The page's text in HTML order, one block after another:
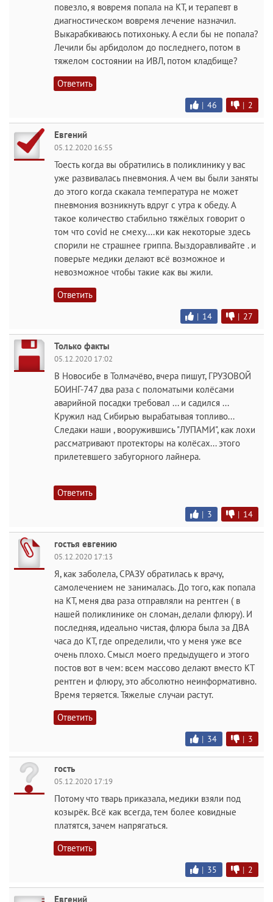
повезло, я вовремя попала на КТ, и терапевт в
диагностическом вовремя лечение назначил.
Выкарабкиваюсь потихоньку. А если бы не попала?
Лечили бы арбидолом до последнего, потом в
тяжелом состоянии на ИВЛ, потом кладбище?
Ответить
| 46 | 2
Евгений
05.12.2020 16:55
Тоесть когда вы обратились в поликлинику у вас
уже развивалась пневмония. А чем вы были заняты
до этого когда скакала температура не может
пневмония возникнуть вдруг с утра к обеду. А
такое количество стабильно тяжёлых говорит о
том что covid не смеху....ки как некоторые здесь
спорили не страшнее гриппа. Выздоравливайте . и
поверьте медики делают всё возможное и
невозможное чтобы такие как вы жили.
Ответить
| 14 | 27
Только факты
05.12.2020 17:02
В Новосибе в Толмачёво, вчера пишут, ГРУЗОВОЙ
БОИНГ-747 два раза с поломатыми колёсами
аварийной посадки требовал ... и садился ...
Кружил над Сибирью вырабатывая топливо...
Следаки наши , вооружившись "ЛУПАМИ", как лохи
рассматривают протекторы на колёсах... этого
прилетевшего забугорного лайнера.
Ответить
| 3 | 14
гостья евгению
05.12.2020 17:13
Я, как заболела, СРАЗУ обратилась к врачу,
самолечением не занималась. До того, как попала
на КТ, меня два раза отправляли на рентген ( в
нашей поликлинике он сломан, делали флюру). И
последняя, идеально чистая, флюра была за ДВА
часа до КТ, где определили, что у меня уже все
очень плохо. Смысл моего предыдущего и этого
постов вот в чем: всем массово делают вместо КТ
рентген и флюру, это абсолютно неинформативно.
Время теряется. Тяжелые случаи растут.
Ответить
| 34 | 3
гость
05.12.2020 17:19
Потому что тварь приказала, медики взяли под
козырёк. Всё как всегда, тем более ковидные
платятся, зачем напрягаться.
Ответить
| 35 | 2
Евгений